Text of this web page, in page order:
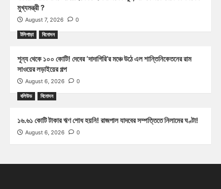
মুখ্যমন্ত্রী ?
August 7, 2026 0
টলিপাড়া বিনোদন
শূন্য থেকে ১০০ কোটি! দেবের ‘দাদাগিরি’র মঞ্চে উঠে এল শান্তিনিকেতনের রাম
সাওয়ের লড়াইয়ের গল্প
August 6, 2026 0
বলিউড বিনোদন
১৬.৬১ কোটি টাকার ঋণ শোধ হয়নি! রাজপাল যাদবের সম্পত্তিতে নিলামের ঘণ্টা!
August 6, 2026 0